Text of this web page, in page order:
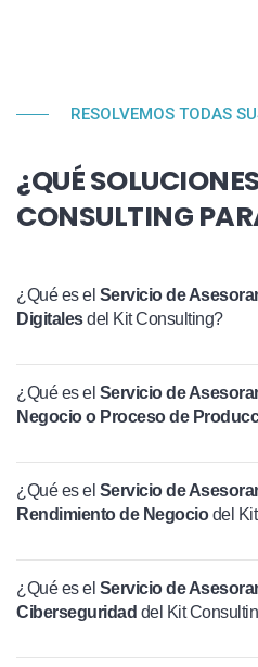
RESOLVEMOS TODAS
¿QUÉ
CONSULTING
¿Qué es el Servicio de
Digitalesdel Kit Consulting?
¿Qué es el Servicio de
Negocio o Proceso de
¿Qué es el Servicio de
Rendimiento de Negociodel
¿Qué es el Servicio de
Ciberseguridad del Kit